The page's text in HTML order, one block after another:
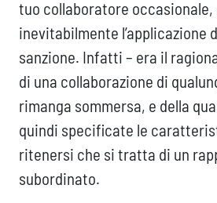
tuo collaboratore occasionale,
inevitabilmente l’applicazione
sanzione. Infatti – era il
di una collaborazione di
rimanga sommersa, e della
quindi specificate le
ritenersi che si tratta di un
subordinato.